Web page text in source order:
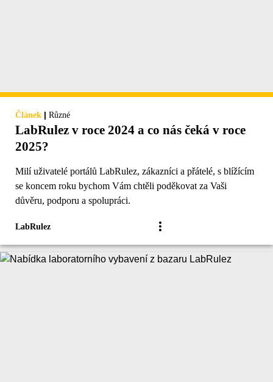
Článek | Různé
LabRulez v roce 2024 a co nás čeká v roce
2025?
Milí uživatelé portálů LabRulez, zákazníci a přátelé, s blížícím
se koncem roku bychom Vám chtěli poděkovat za Vaši
důvěru, podporu a spolupráci.
LabRulez